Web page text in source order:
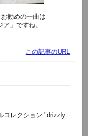
勧めの一曲は
」ですね。
この記事のURL
レクション "drizzly